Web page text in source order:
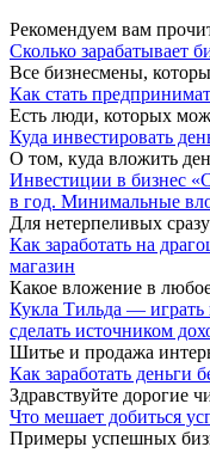
Рекомендуем вам
Сколько зарабатывает
Все бизнесмены,
Как стать
Есть люди, которых
Куда инвестировать
О том, куда вложить
Инвестиции в бизнес
в год. Минимальные
Для нетерпеливых
Как заработать на
магазин
Какое вложение в
Кукла Тильда — играть
сделать источником
Шитье и продажа
Как заработать деньги
Здравствуйте дорогие
Что мешает добиться
Примеры успешных